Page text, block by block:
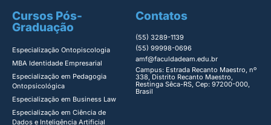
Cursos Pós-
Graduação
Especialização Ontopiscologia ​
MBA Identidade Empresarial​
Especialização em Pedagogia
Ontopsicológica​
Especialização em Business Law
Especialização em Ciência de
Dados e Inteligência Artificial
Contatos
(55) 3289-1139
(55) 99998-0696
amf@faculdadeam.edu.br
Campus: Estrada Recanto Maestro, nº
338, Distrito Recanto Maestro,
Restinga Sêca-RS, Cep: 97200-000,
Brasil